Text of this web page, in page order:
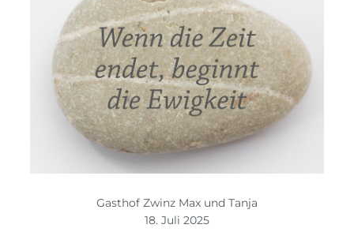
Gasthof Zwinz Max und Tanja
18. Juli 2025